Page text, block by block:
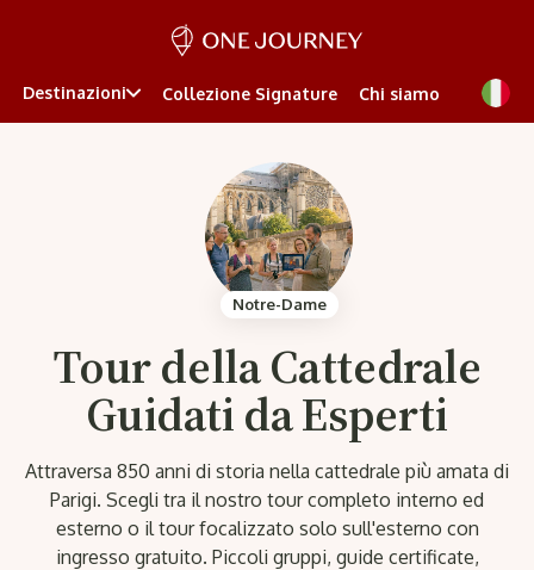
Destinazioni Collezione Signature Chi siamo
Notre-Dame
Tour della Cattedrale
Guidati da Esperti
Attraversa 850 anni di storia nella cattedrale più amata di
Parigi. Scegli tra il nostro tour completo interno ed
esterno o il tour focalizzato solo sull'esterno con
ingresso gratuito. Piccoli gruppi, guide certificate,